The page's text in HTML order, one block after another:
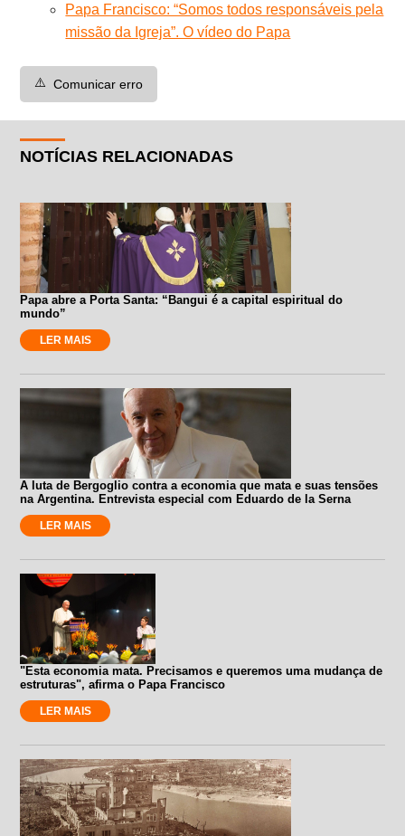
Papa Francisco: “Somos todos responsáveis pela
missão da Igreja”. O vídeo do Papa
⚠️ Comunicar erro
NOTÍCIAS RELACIONADAS
Papa abre a Porta Santa: “Bangui é a capital espiritual do
mundo”
LER MAIS
A luta de Bergoglio contra a economia que mata e suas tensões
na Argentina. Entrevista especial com Eduardo de la Serna
LER MAIS
"Esta economia mata. Precisamos e queremos uma mudança de
estruturas", afirma o Papa Francisco
LER MAIS